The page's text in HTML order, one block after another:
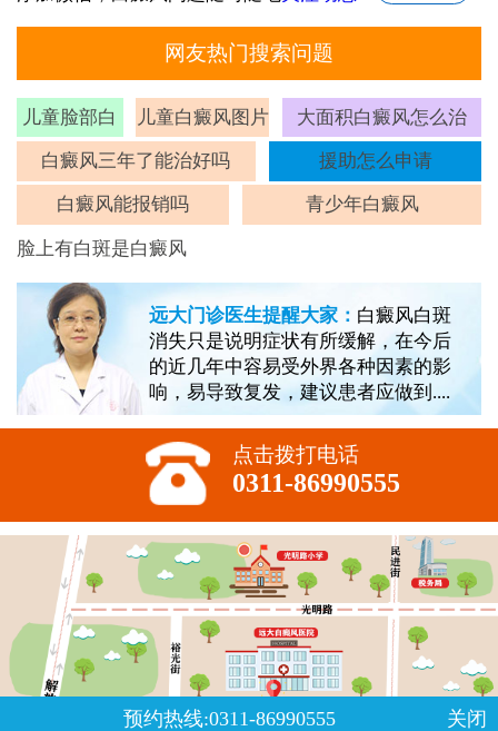
网友热门搜索问题
儿童脸部白
斑
儿童白癜风图片 大面积白癜风怎么治
白癜风三年了能治好吗 援助怎么申请
白癜风能报销吗 青少年白癜风
脸上有白斑是白癜风
远大门诊医生提醒大家： 白癜风白斑
消失只是说明症状有所缓解，在今后
的近几年中容易受外界各种因素的影
响，易导致复发，建议患者应做到....
点击拨打电话
0311-86990555
预约热线:0311-86990555 关闭